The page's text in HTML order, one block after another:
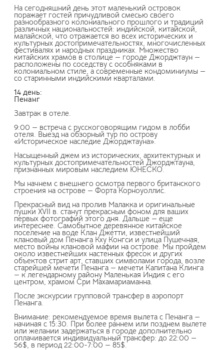
На сегодняшний день этот маленький островок
поражает гостей причудливой смесью своего
разнообразного колониального прошлого и традиций
различных национальностей: индийской, китайской,
малайской, что отражается во всех исторических и
культурных достопримечательностях, многочисленных
фестивалях и народных праздниках. Множество
китайских храмов в столице — городе Джорджтаун —
расположены по соседству с особняками в
колониальном стиле, а современные кондоминиумы —
со старинными индийскими кварталами.
14 день:
Пенанг
Завтрак в отеле.
9:00 — встреча с русскоговорящим гидом в лобби
отеля. Выезд на обзорный тур по острову
«Историческое наследие Джорджтауна».
Насыщенный джем из исторических, архитектурных и
культурных достопримечательностей Джорджтауна,
признанных мировым наследием ЮНЕСКО.
Мы начнем с внешнего осмотра первого британского
строения на острове — Форта Корноуоллис.
Прекрасный вид на пролив Малакка и оригинальные
пушки XVII в. станут прекрасным фоном для ваших
первых фотографий этого дня. Дальше — еще
интереснее. Самобытное деревянное китайское
поселение на воде Клан Джетти, известнейший
клановый дом Пенанга Кху Конгси и улица Пушечная,
место войны клановой мафии на острове. Мы пройдем
около известнейших настенных фресок и других
объектов стрит арт, ставших символами города, возле
старейшей мечети Пенанга — мечети Капитана Клинга
— к легендарному району Маленькая Индия с его
центром, храмом Сри Махамариаманна.
После экскурсии групповой трансфер в аэропорт
Пенанга.
Внимание: рекомендуемое время вылета с Пенанга —
начиная с 15:30. При более раннем или позднем вылете
или желании задержаться в городе дополнительно
оплачивается индивидуальный трансфер: до 22:00 —
56$, в период 22:00-7:00 — 85$.